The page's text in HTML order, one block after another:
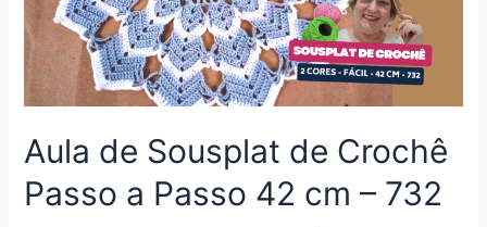
Cores
–
723
Aula de Sousplat de Crochê
Passo a Passo 42 cm – 732